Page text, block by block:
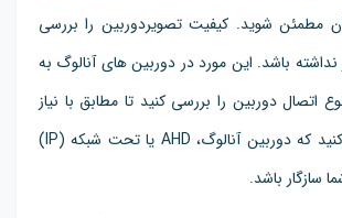
مطمئن شوید. کیفیت تصویردوربین را بررسی
نداشته باشد. این مورد در دوربین های آنالوگ به
دوربین را بررسی کنید تا مطابق با نیاز
شما باشد. بررسی کنید که دوربین آنالوگ، AHD یا تحت شبکه (IP)
سازگار باشد.